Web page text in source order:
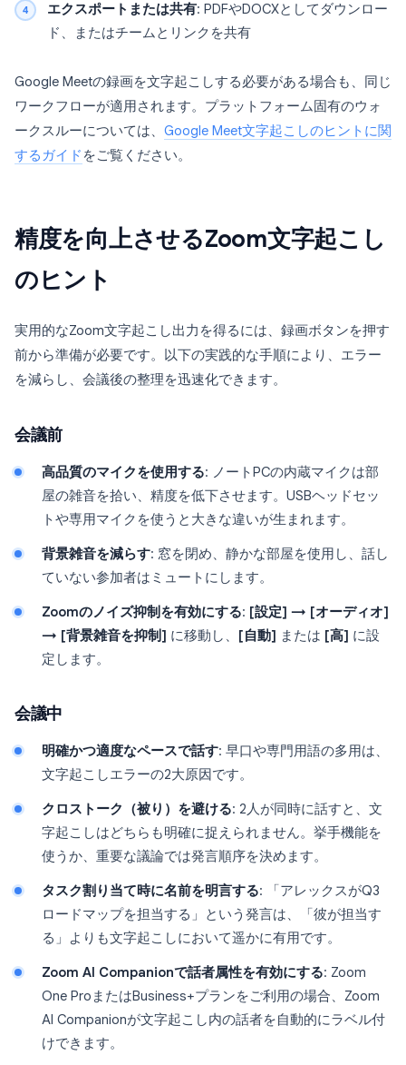
エクスポートまたは共有: PDFやDOCXとしてダウンロー
ド、またはチームとリンクを共有
Google Meetの録画を文字起こしする必要がある場合も、同じ
ワークフローが適用されます。プラットフォーム固有のウォ
ークスルーについては、 Google Meet文字起こしのヒントに関
するガイド をご覧ください。
精度を向上させるZoom文字起こし
のヒント
実用的なZoom文字起こし出力を得るには、録画ボタンを押す
前から準備が必要です。以下の実践的な手順により、エラー
を減らし、会議後の整理を迅速化できます。
会議前
高品質のマイクを使用する: ノートPCの内蔵マイクは部
屋の雑音を拾い、精度を低下させます。USBヘッドセッ
トや専用マイクを使うと大きな違いが生まれます。
背景雑音を減らす: 窓を閉め、静かな部屋を使用し、話し
ていない参加者はミュートにします。
Zoomのノイズ抑制を有効にする: [設定] → [オーディオ]
→ [背景雑音を抑制] に移動し、 [自動] または [高] に設
定します。
会議中
明確かつ適度なペースで話す: 早口や専門用語の多用は、
文字起こしエラーの2大原因です。
クロストーク（被り）を避ける: 2人が同時に話すと、文
字起こしはどちらも明確に捉えられません。挙手機能を
使うか、重要な議論では発言順序を決めます。
タスク割り当て時に名前を明言する: 「アレックスがQ3
ロードマップを担当する」という発言は、「彼が担当す
る」よりも文字起こしにおいて遥かに有用です。
Zoom AI Companionで話者属性を有効にする: Zoom
One ProまたはBusiness+プランをご利用の場合、Zoom
AI Companionが文字起こし内の話者を自動的にラベル付
けできます。